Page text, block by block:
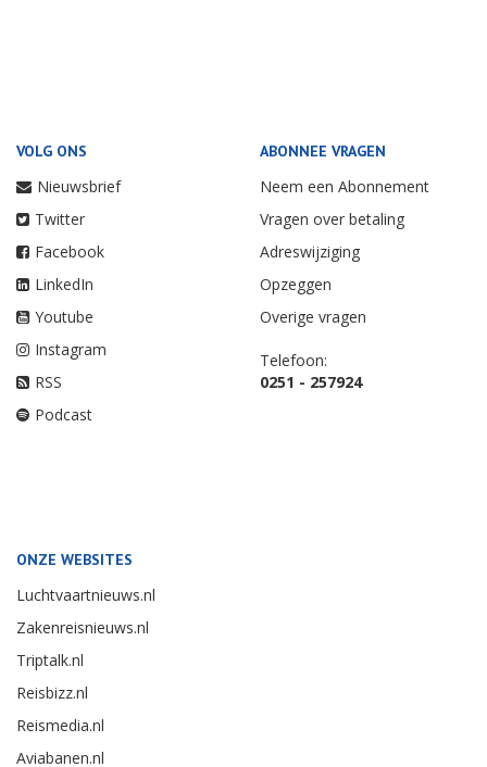
VOLG ONS
Nieuwsbrief
Twitter
Facebook
LinkedIn
Youtube
Instagram
RSS
Podcast
ABONNEE VRAGEN
Neem een Abonnement
Vragen over betaling
Adreswijziging
Opzeggen
Overige vragen
Telefoon:
0251 - 257924
ONZE WEBSITES
Luchtvaartnieuws.nl
Zakenreisnieuws.nl
Triptalk.nl
Reisbizz.nl
Reismedia.nl
Aviabanen.nl